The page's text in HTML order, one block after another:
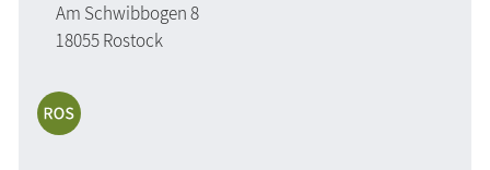
Am Schwibbogen 8
18055 Rostock